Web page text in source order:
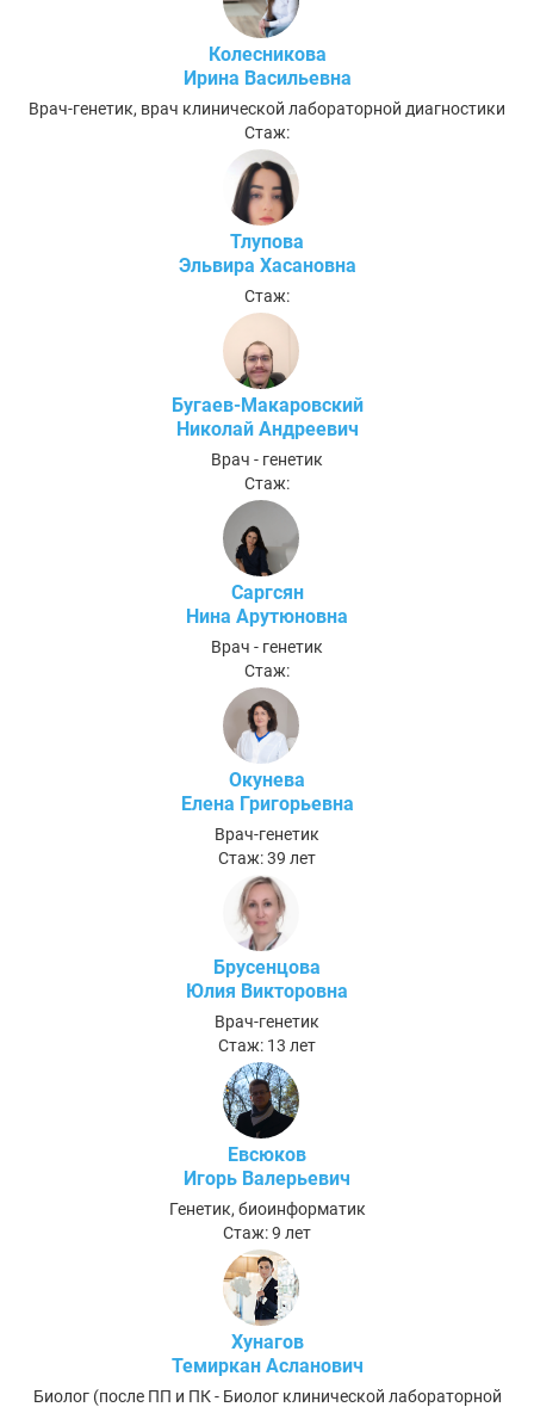
Колесникова
Ирина Васильевна
Врач-генетик, врач клинической лабораторной диагностики
Стаж:
Тлупова
Эльвира Хасановна
Стаж:
Бугаев-Макаровский
Николай Андреевич
Врач - генетик
Стаж:
Саргсян
Нина Арутюновна
Врач - генетик
Стаж:
Окунева
Елена Григорьевна
Врач-генетик
Стаж: 39 лет
Брусенцова
Юлия Викторовна
Врач-генетик
Стаж: 13 лет
Евсюков
Игорь Валерьевич
Генетик, биоинформатик
Стаж: 9 лет
Хунагов
Темиркан Асланович
Биолог (после ПП и ПК - Биолог клинической лабораторной